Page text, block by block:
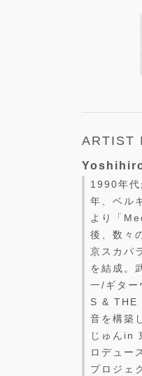
ARTIST
Yoshihiro
1990年代
年、ベル
より「
後、数々
京スカパ
を結成。
一/ギター
S & THE
音を構築
じゅんin
ロデュー
プロジェ